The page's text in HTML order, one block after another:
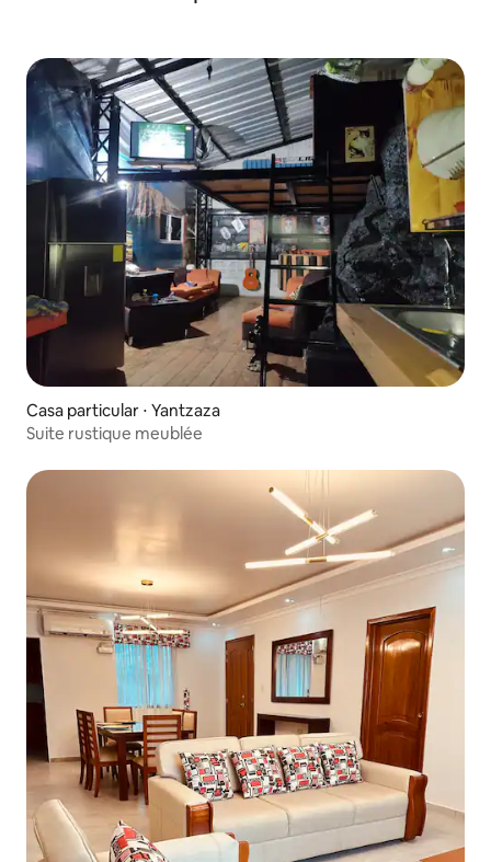
Casa particular ⋅ Yantzaza
Suite rustique meublée